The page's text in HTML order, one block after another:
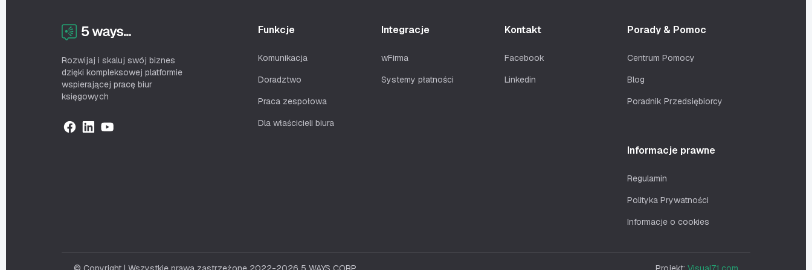
Rozwijaj i skaluj swój biznes
dzięki kompleksowej platformie
wspierającej pracę biur
księgowych
Funkcje
Komunikacja
Doradztwo
Praca zespołowa
Dla właścicieli biura
Integracje
wFirma
Systemy płatności
Kontakt
Facebook
Linkedin
Porady & Pomoc
Centrum Pomocy
Blog
Poradnik Przedsiębiorcy
Informacje prawne
Regulamin
Polityka Prywatności
Informacje o cookies